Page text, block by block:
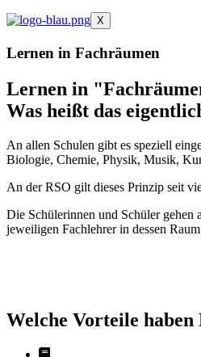
X
Lernen in Fachräumen
Lernen in
Was heißt das
An allen Schulen gibt es speziell
Biologie, Chemie, Physik, Musik,
An der RSO gilt dieses Prinzip seit
Die Schülerinnen und Schüler gehen
jeweiligen Fachlehrer in dessen
Welche Vorteile haben